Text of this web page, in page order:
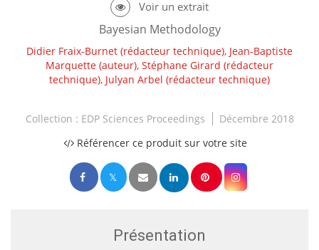
Bayesian Methodology
Didier Fraix‐Burnet (rédacteur technique), Jean-Baptiste
Marquette (auteur), Stéphane Girard (rédacteur
technique), Julyan Arbel (rédacteur technique)
Collection : EDP Sciences Proceedings
Décembre 2018
Référencer ce produit sur votre site
Présentation